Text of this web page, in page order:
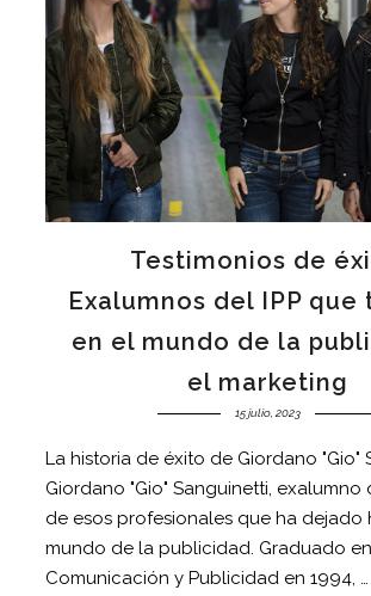
Testimonios de
Exalumnos del IPP que
en el mundo de la
el marketing
15 julio, 2023
La historia de éxito de Giordano "Gio"
Giordano "Gio" Sanguinetti, exalumno
de esos profesionales que ha dejado
mundo de la publicidad. Graduado en
Comunicación y Publicidad en 1994, …